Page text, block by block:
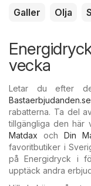
Galler
Olja
vecka
Letar du efter
Bastaerbjudanden.se
rabatterna. Ta del
tillgängliga den
Matdax ochDin
favoritbutiker i
på Energidryck i
upptäck andra